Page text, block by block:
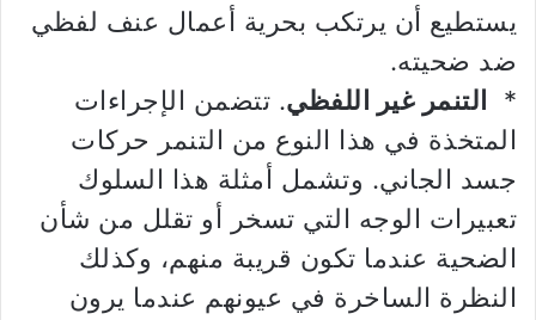
يستطيع أن يرتكب بحرية أعمال عنف لفظي
ضد ضحيته.
*
التنمر غير اللفظي. تتضمن الإجراءات
المتخذة في هذا النوع من التنمر حركات
جسد الجاني. وتشمل أمثلة هذا السلوك
تعبيرات الوجه التي تسخر أو تقلل من شأن
الضحية عندما تكون قريبة منهم، وكذلك
النظرة الساخرة في عيونهم عندما يرون